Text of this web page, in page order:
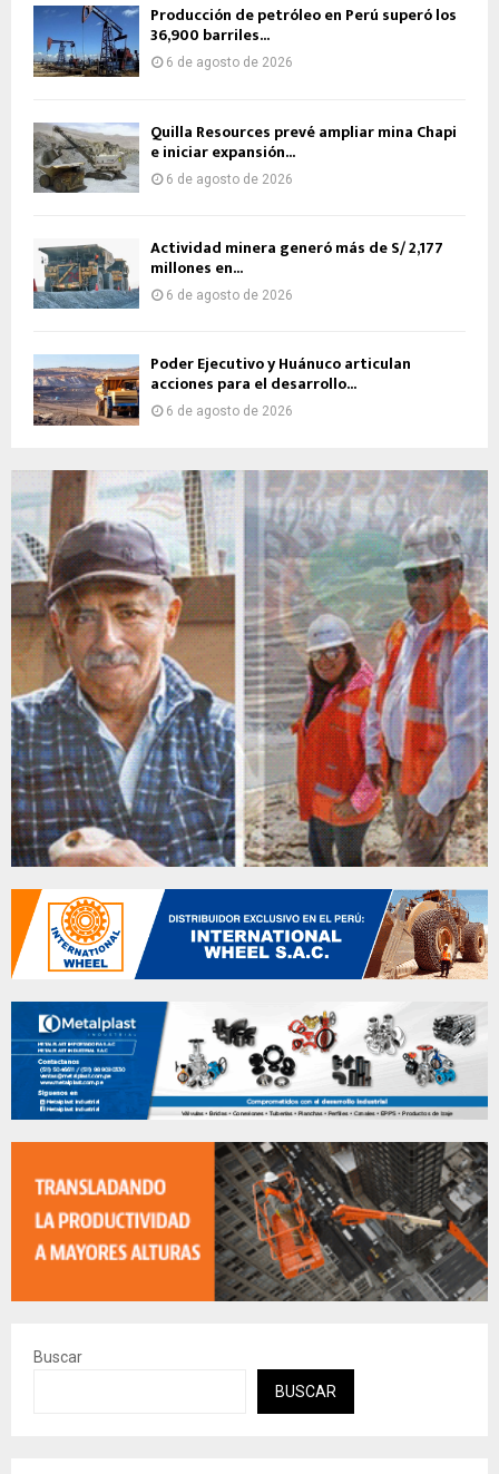
Producción de petróleo en Perú superó los
36,900 barriles...
6 de agosto de 2026
Quilla Resources prevé ampliar mina Chapi
e iniciar expansión...
6 de agosto de 2026
Actividad minera generó más de S/ 2,177
millones en...
6 de agosto de 2026
Poder Ejecutivo y Huánuco articulan
acciones para el desarrollo...
6 de agosto de 2026
Buscar
BUSCAR